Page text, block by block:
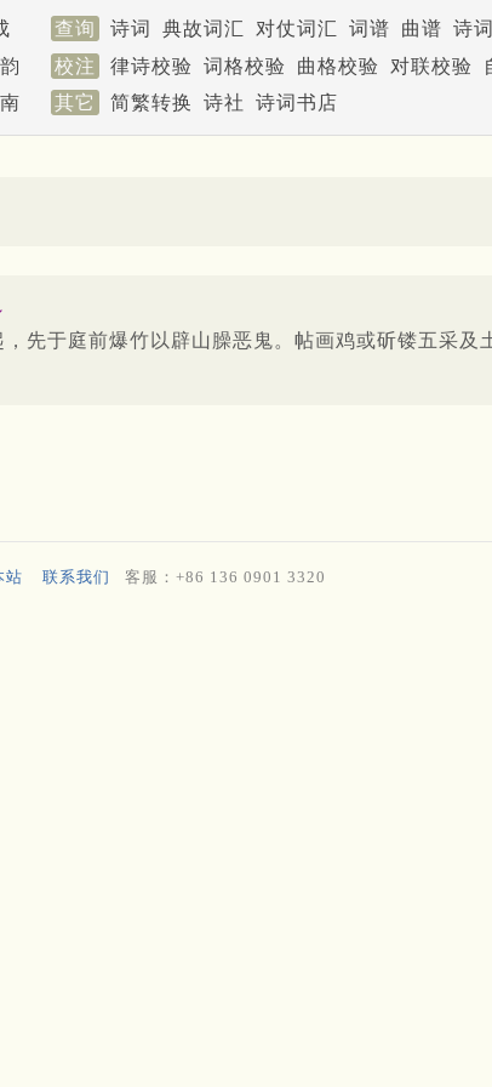
查询 诗词 典故词汇 对仗词汇 词谱 曲谱 诗
校注 律诗校验 词格校验 曲格校验 对联校验
其它 简繁转换 诗社 诗词书店
先于庭前爆竹以辟山臊恶鬼。帖画鸡或斫镂五采
站 联系我们 客服：+86 136 0901 3320